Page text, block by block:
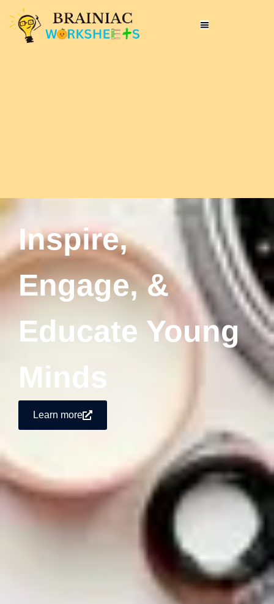
Inspire,
Engage, &
Educate Young
Minds
Learn more